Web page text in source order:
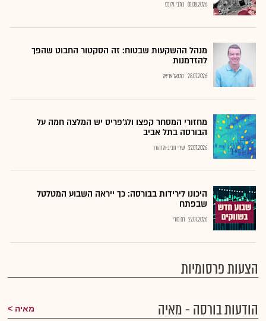
01.08.2026 כתבי גלובס
מנהל ההשקעות שבטוח: זה הסקטור החבוט שהפך
להזדמנות
28.07.2026 נתנאל אריאל
מחזורי המסחר קפצו ולג'פריס יש המלצה חמה על
הבורסה בתל אביב
27.07.2026 שירי חביב-ולדהורן
היכונו לירידות בבורסה: כך ייראה השבוע המטלטל
שבפתח
27.07.2026 רם מורי
הצעות פרסומיות
הודעות בורסה - מאיה
מאיה